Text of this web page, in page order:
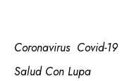
Coronavirus Covid-19
Salud Con Lupa